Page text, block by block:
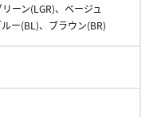
ーン(LGR)、ベージュ
ー(BL)、ブラウン(BR)